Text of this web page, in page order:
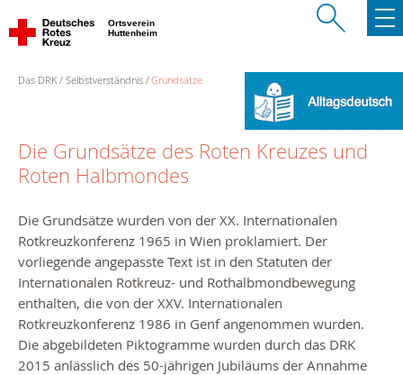
Ortsverein
Huttenheim
Das DRK Selbstverständnis Grundsätze
Die Grundsätze des Roten Kreuzes und
Roten Halbmondes
Die Grundsätze wurden von der XX. Internationalen
Rotkreuzkonferenz 1965 in Wien proklamiert. Der
vorliegende angepasste Text ist in den Statuten der
Internationalen Rotkreuz- und Rothalbmondbewegung
enthalten, die von der XXV. Internationalen
Rotkreuzkonferenz 1986 in Genf angenommen wurden.
Die abgebildeten Piktogramme wurden durch das DRK
2015 anlässlich des 50-jährigen Jubiläums der Annahme